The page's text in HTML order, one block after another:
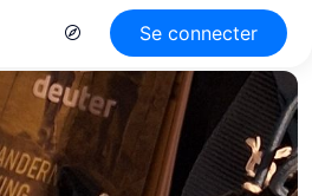
Se connecter